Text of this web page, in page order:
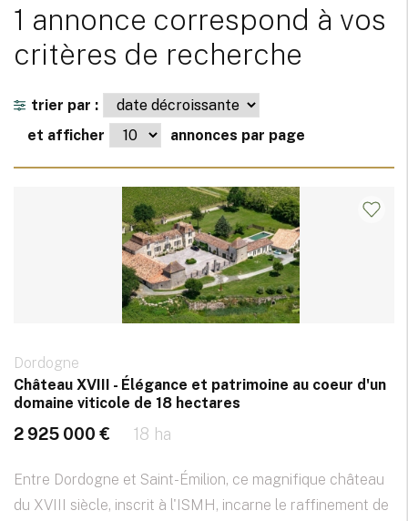
1 annonce correspond à vos
critères de recherche
trier par :
et afficher
annonces par page
Dordogne
Château XVIII - Élégance et patrimoine au coeur d'un
domaine viticole de 18 hectares
2 925 000 € 18 ha
Entre Dordogne et Saint-Émilion, ce magnifique château
du XVIII siècle, inscrit à l'ISMH, incarne le raffinement de